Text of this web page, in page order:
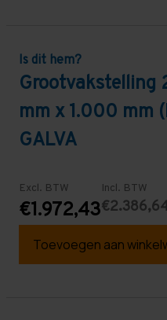
Is dit hem?
Grootvakstelling
mm x 1.000 mm
GALVA
Excl. BTW
€1.972,43
Incl. BTW
Toevoegen aan